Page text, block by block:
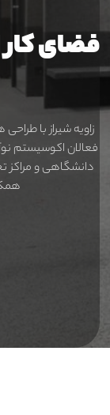
فضای کار
زاویه شیراز با
فعالان اکوسیستم
دانشگاهی و مراکز